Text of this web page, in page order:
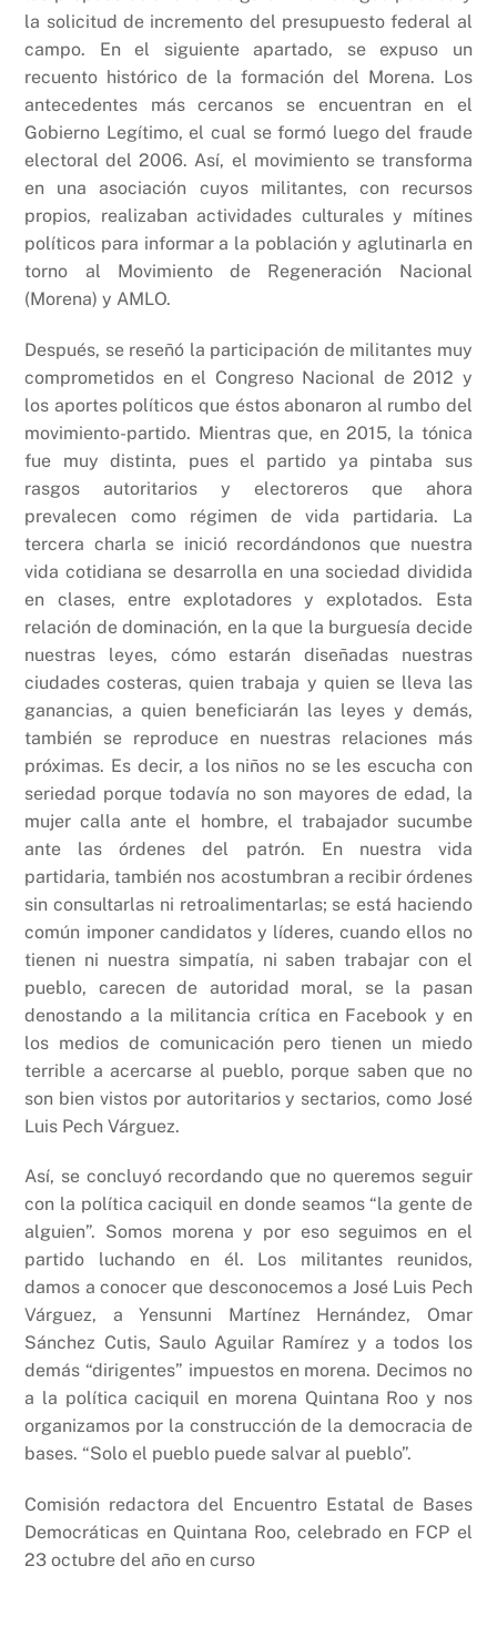
la solicitud de incremento del presupuesto federal al
campo. En el siguiente apartado, se expuso un
recuento histórico de la formación del Morena. Los
antecedentes más cercanos se encuentran en el
Gobierno Legítimo, el cual se formó luego del fraude
electoral del 2006. Así, el movimiento se transforma
en una asociación cuyos militantes, con recursos
propios, realizaban actividades culturales y mítines
políticos para informar a la población y aglutinarla en
torno al Movimiento de Regeneración Nacional
(Morena) y AMLO.
Después, se reseñó la participación de militantes muy
comprometidos en el Congreso Nacional de 2012 y
los aportes políticos que éstos abonaron al rumbo del
movimiento-partido. Mientras que, en 2015, la tónica
fue muy distinta, pues el partido ya pintaba sus
rasgos autoritarios y electoreros que ahora
prevalecen como régimen de vida partidaria. La
tercera charla se inició recordándonos que nuestra
vida cotidiana se desarrolla en una sociedad dividida
en clases, entre explotadores y explotados. Esta
relación de dominación, en la que la burguesía decide
nuestras leyes, cómo estarán diseñadas nuestras
ciudades costeras, quien trabaja y quien se lleva las
ganancias, a quien beneficiarán las leyes y demás,
también se reproduce en nuestras relaciones más
próximas. Es decir, a los niños no se les escucha con
seriedad porque todavía no son mayores de edad, la
mujer calla ante el hombre, el trabajador sucumbe
ante las órdenes del patrón. En nuestra vida
partidaria, también nos acostumbran a recibir órdenes
sin consultarlas ni retroalimentarlas; se está haciendo
común imponer candidatos y líderes, cuando ellos no
tienen ni nuestra simpatía, ni saben trabajar con el
pueblo, carecen de autoridad moral, se la pasan
denostando a la militancia crítica en Facebook y en
los medios de comunicación pero tienen un miedo
terrible a acercarse al pueblo, porque saben que no
son bien vistos por autoritarios y sectarios, como José
Luis Pech Várguez.
Así, se concluyó recordando que no queremos seguir
con la política caciquil en donde seamos “la gente de
alguien”. Somos morena y por eso seguimos en el
partido luchando en él. Los militantes reunidos,
damos a conocer que desconocemos a José Luis Pech
Várguez, a Yensunni Martínez Hernández, Omar
Sánchez Cutis, Saulo Aguilar Ramírez y a todos los
demás “dirigentes” impuestos en morena. Decimos no
a la política caciquil en morena Quintana Roo y nos
organizamos por la construcción de la democracia de
bases. “Solo el pueblo puede salvar al pueblo”.
Comisión redactora del Encuentro Estatal de Bases
Democráticas en Quintana Roo, celebrado en FCP el
23 octubre del año en curso